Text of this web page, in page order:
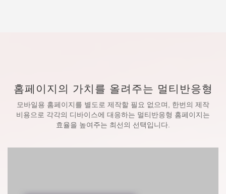
홈페이지의 가치를 올려주는 멀티반응형
모바일용 홈페이지를 별도로 제작할 필요 없으며, 한번의 제작
비용으로 각각의 디바이스에 대응하는 멀티반응형 홈페이지는
효율을 높여주는 최선의 선택입니다.